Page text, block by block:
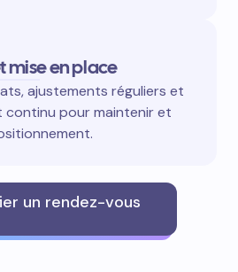
mise en place
ajustements réguliers et
continu pour maintenir et
un rendez-vous